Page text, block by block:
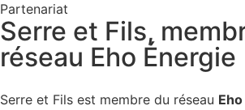
Partenariat
Serre et Fils,
réseau Eho Énergie
Serre et Fils est membre du réseau